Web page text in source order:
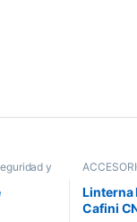
y
Linterna
Cafini